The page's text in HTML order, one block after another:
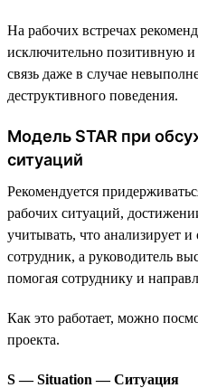
На рабочих встречах
исключительно позитивную
связь даже в случае
деструктивного поведения.
Модель STAR при
ситуаций
Рекомендуется
рабочих ситуаций,
учитывать, что анализирует
сотрудник, а руководитель
помогая сотруднику и
Как это работает, можно
проекта.
S — Situation — Ситуация